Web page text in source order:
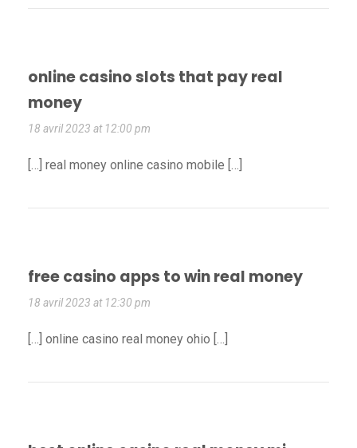
online casino slots that pay real
money
18 avril 2023 at 12:00 pm
[…] real money online casino mobile […]
free casino apps to win real money
18 avril 2023 at 12:30 pm
[…] online casino real money ohio […]